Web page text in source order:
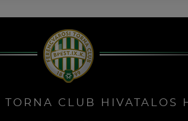
TORNA CLUB HIVATALOS